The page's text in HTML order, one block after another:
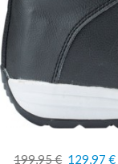
199,95 € 129,97 €